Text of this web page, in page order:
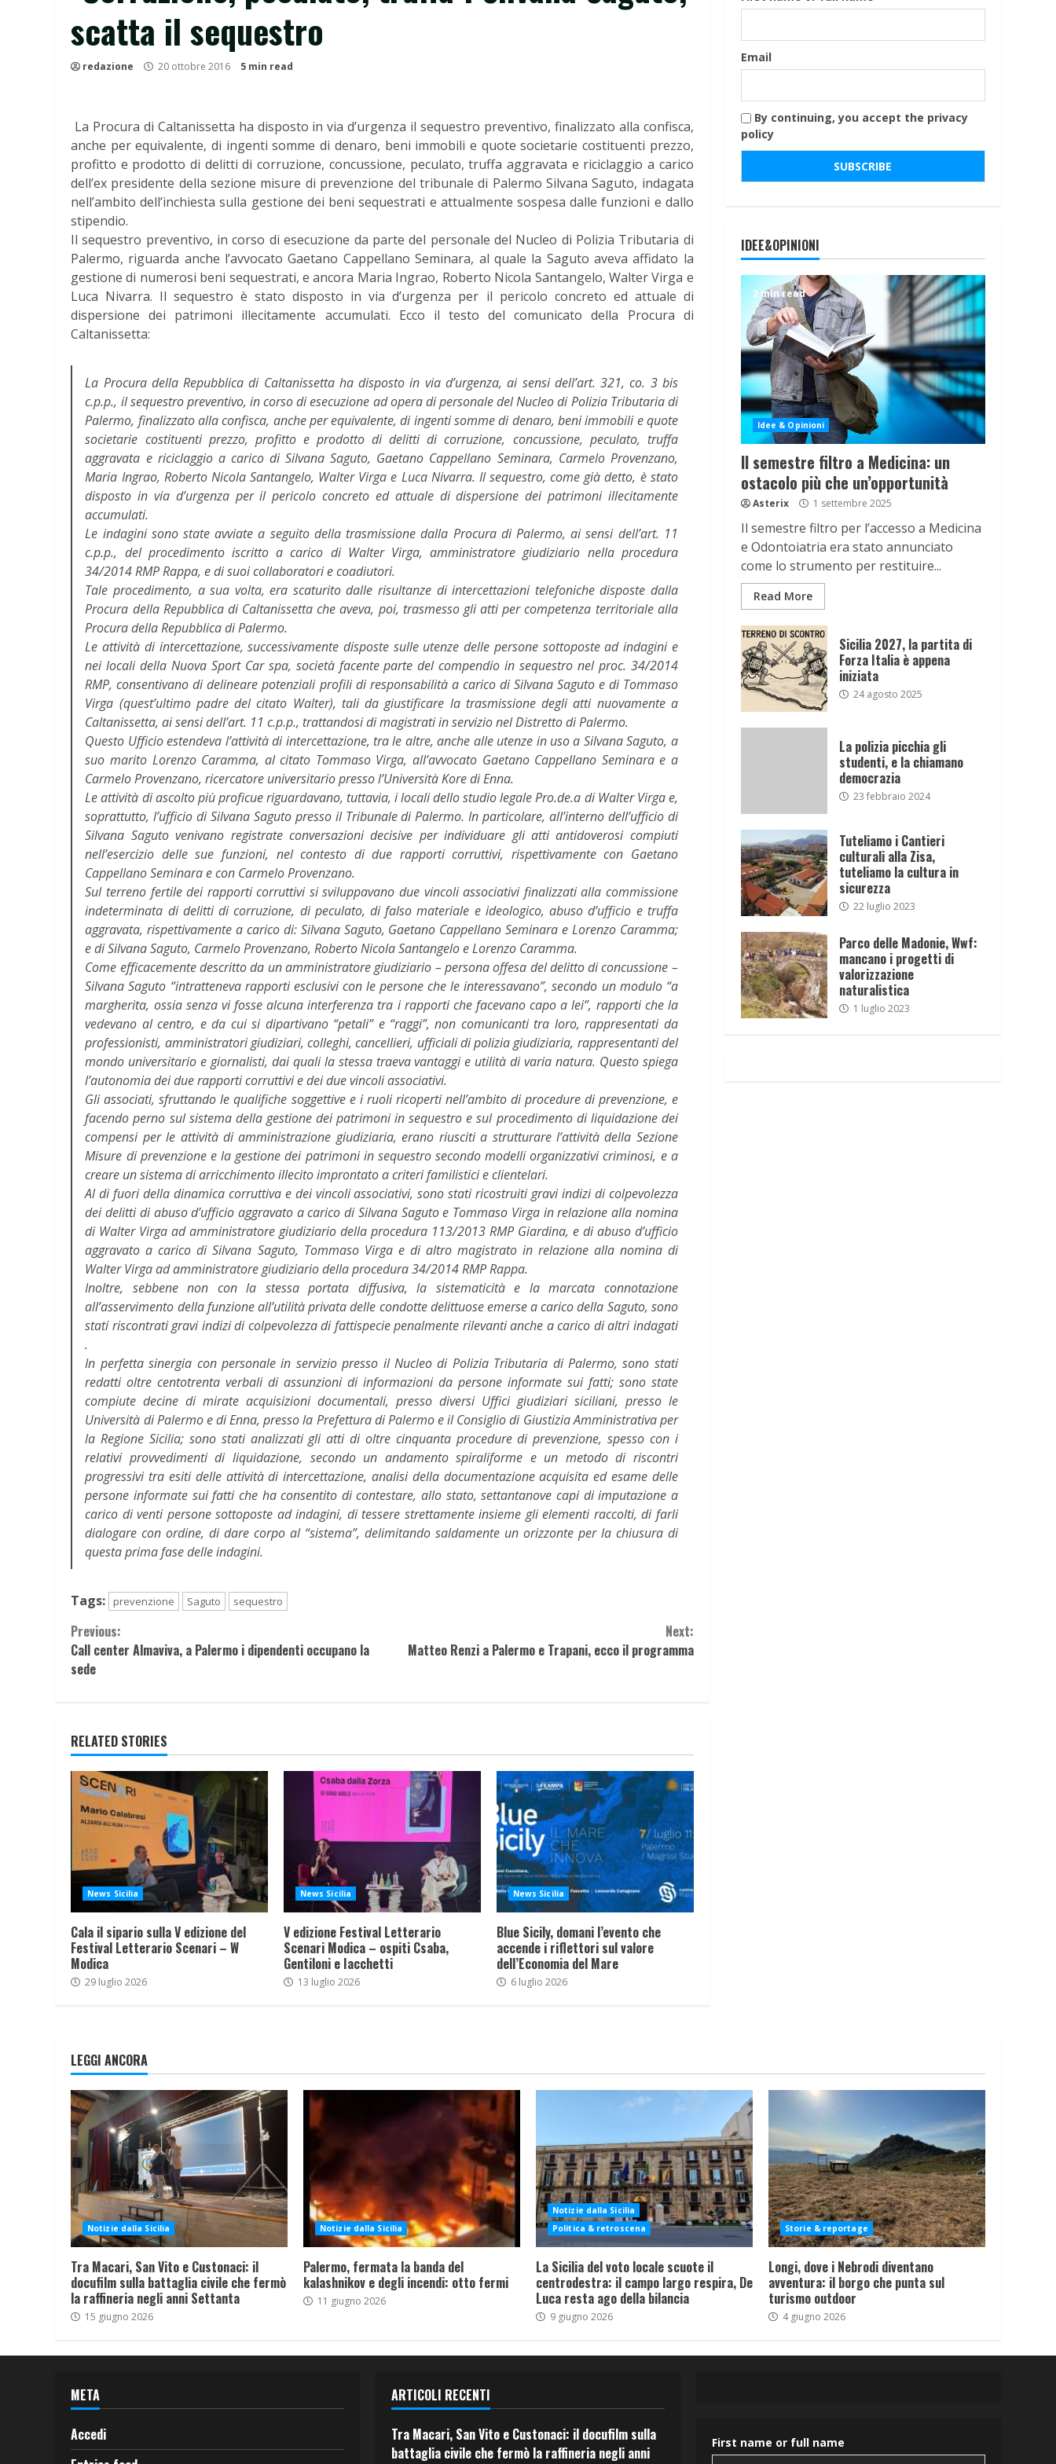
scatta il sequestro
redazione 20 ottobre 2016 5 min read
La Procura di Caltanissetta ha disposto in via d’urgenza il sequestro preventivo, finalizzato alla confisca,
anche per equivalente, di ingenti somme di denaro, beni immobili e quote societarie costituenti prezzo,
profitto e prodotto di delitti di corruzione, concussione, peculato, truffa aggravata e riciclaggio a carico
dell’ex presidente della sezione misure di prevenzione del tribunale di Palermo Silvana Saguto, indagata
nell’ambito dell’inchiesta sulla gestione dei beni sequestrati e attualmente sospesa dalle funzioni e dallo
stipendio.
Il sequestro preventivo, in corso di esecuzione da parte del personale del Nucleo di Polizia Tributaria di
Palermo, riguarda anche l’avvocato Gaetano Cappellano Seminara, al quale la Saguto aveva affidato la
gestione di numerosi beni sequestrati, e ancora Maria Ingrao, Roberto Nicola Santangelo, Walter Virga e
Luca Nivarra. Il sequestro è stato disposto in via d’urgenza per il pericolo concreto ed attuale di
dispersione dei patrimoni illecitamente accumulati. Ecco il testo del comunicato della Procura di
Caltanissetta:
La Procura della Repubblica di Caltanissetta ha disposto in via d’urgenza, ai sensi dell’art. 321, co. 3 bis
c.p.p., il sequestro preventivo, in corso di esecuzione ad opera di personale del Nucleo di Polizia Tributaria di
Palermo, finalizzato alla confisca, anche per equivalente, di ingenti somme di denaro, beni immobili e quote
societarie costituenti prezzo, profitto e prodotto di delitti di corruzione, concussione, peculato, truffa
aggravata e riciclaggio a carico di Silvana Saguto, Gaetano Cappellano Seminara, Carmelo Provenzano,
Maria Ingrao, Roberto Nicola Santangelo, Walter Virga e Luca Nivarra. Il sequestro, come già detto, è stato
disposto in via d’urgenza per il pericolo concreto ed attuale di dispersione dei patrimoni illecitamente
accumulati.
Le indagini sono state avviate a seguito della trasmissione dalla Procura di Palermo, ai sensi dell’art. 11
c.p.p., del procedimento iscritto a carico di Walter Virga, amministratore giudiziario nella procedura
34/2014 RMP Rappa, e di suoi collaboratori e coadiutori.
Tale procedimento, a sua volta, era scaturito dalle risultanze di intercettazioni telefoniche disposte dalla
Procura della Repubblica di Caltanissetta che aveva, poi, trasmesso gli atti per competenza territoriale alla
Procura della Repubblica di Palermo.
Le attività di intercettazione, successivamente disposte sulle utenze delle persone sottoposte ad indagini e
nei locali della Nuova Sport Car spa, società facente parte del compendio in sequestro nel proc. 34/2014
RMP, consentivano di delineare potenziali profili di responsabilità a carico di Silvana Saguto e di Tommaso
Virga (quest’ultimo padre del citato Walter), tali da giustificare la trasmissione degli atti nuovamente a
Caltanissetta, ai sensi dell’art. 11 c.p.p., trattandosi di magistrati in servizio nel Distretto di Palermo.
Questo Ufficio estendeva l’attività di intercettazione, tra le altre, anche alle utenze in uso a Silvana Saguto, a
suo marito Lorenzo Caramma, al citato Tommaso Virga, all’avvocato Gaetano Cappellano Seminara e a
Carmelo Provenzano, ricercatore universitario presso l’Università Kore di Enna.
Le attività di ascolto più proficue riguardavano, tuttavia, i locali dello studio legale Pro.de.a di Walter Virga e,
soprattutto, l’ufficio di Silvana Saguto presso il Tribunale di Palermo. In particolare, all’interno dell’ufficio di
Silvana Saguto venivano registrate conversazioni decisive per individuare gli atti antidoverosi compiuti
nell’esercizio delle sue funzioni, nel contesto di due rapporti corruttivi, rispettivamente con Gaetano
Cappellano Seminara e con Carmelo Provenzano.
Sul terreno fertile dei rapporti corruttivi si sviluppavano due vincoli associativi finalizzati alla commissione
indeterminata di delitti di corruzione, di peculato, di falso materiale e ideologico, abuso d’ufficio e truffa
aggravata, rispettivamente a carico di: Silvana Saguto, Gaetano Cappellano Seminara e Lorenzo Caramma;
e di Silvana Saguto, Carmelo Provenzano, Roberto Nicola Santangelo e Lorenzo Caramma.
Come efficacemente descritto da un amministratore giudiziario – persona offesa del delitto di concussione –
Silvana Saguto “intratteneva rapporti esclusivi con le persone che le interessavano”, secondo un modulo “a
margherita, ossia senza vi fosse alcuna interferenza tra i rapporti che facevano capo a lei”, rapporti che la
vedevano al centro, e da cui si dipartivano “petali” e “raggi”, non comunicanti tra loro, rappresentati da
professionisti, amministratori giudiziari, colleghi, cancellieri, ufficiali di polizia giudiziaria, rappresentanti del
mondo universitario e giornalisti, dai quali la stessa traeva vantaggi e utilità di varia natura. Questo spiega
l’autonomia dei due rapporti corruttivi e dei due vincoli associativi.
Gli associati, sfruttando le qualifiche soggettive e i ruoli ricoperti nell’ambito di procedure di prevenzione, e
facendo perno sul sistema della gestione dei patrimoni in sequestro e sul procedimento di liquidazione dei
compensi per le attività di amministrazione giudiziaria, erano riusciti a strutturare l’attività della Sezione
Misure di prevenzione e la gestione dei patrimoni in sequestro secondo modelli organizzativi criminosi, e a
creare un sistema di arricchimento illecito improntato a criteri familistici e clientelari.
Al di fuori della dinamica corruttiva e dei vincoli associativi, sono stati ricostruiti gravi indizi di colpevolezza
dei delitti di abuso d’ufficio aggravato a carico di Silvana Saguto e Tommaso Virga in relazione alla nomina
di Walter Virga ad amministratore giudiziario della procedura 113/2013 RMP Giardina, e di abuso d’ufficio
aggravato a carico di Silvana Saguto, Tommaso Virga e di altro magistrato in relazione alla nomina di
Walter Virga ad amministratore giudiziario della procedura 34/2014 RMP Rappa.
Inoltre, sebbene non con la stessa portata diffusiva, la sistematicità e la marcata connotazione
all’asservimento della funzione all’utilità privata delle condotte delittuose emerse a carico della Saguto, sono
stati riscontrati gravi indizi di colpevolezza di fattispecie penalmente rilevanti anche a carico di altri indagati
.
In perfetta sinergia con personale in servizio presso il Nucleo di Polizia Tributaria di Palermo, sono stati
redatti oltre centotrenta verbali di assunzioni di informazioni da persone informate sui fatti; sono state
compiute decine di mirate acquisizioni documentali, presso diversi Uffici giudiziari siciliani, presso le
Università di Palermo e di Enna, presso la Prefettura di Palermo e il Consiglio di Giustizia Amministrativa per
la Regione Sicilia; sono stati analizzati gli atti di oltre cinquanta procedure di prevenzione, spesso con i
relativi provvedimenti di liquidazione, secondo un andamento spiraliforme e un metodo di riscontri
progressivi tra esiti delle attività di intercettazione, analisi della documentazione acquisita ed esame delle
persone informate sui fatti che ha consentito di contestare, allo stato, settantanove capi di imputazione a
carico di venti persone sottoposte ad indagini, di tessere strettamente insieme gli elementi raccolti, di farli
dialogare con ordine, di dare corpo al “sistema”, delimitando saldamente un orizzonte per la chiusura di
questa prima fase delle indagini.
Tags: prevenzione Saguto sequestro
Continue
Reading
Previous:
Call center Almaviva, a Palermo i dipendenti occupano la
sede
Next:
Matteo Renzi a Palermo e Trapani, ecco il programma
RELATED STORIES
News Sicilia
Cala il sipario sulla V edizione del
Festival Letterario Scenari – W
Modica
29 luglio 2026
News Sicilia
V edizione Festival Letterario
Scenari Modica – ospiti Csaba,
Gentiloni e Iacchetti
13 luglio 2026
News Sicilia
Blue Sicily, domani l’evento che
accende i riflettori sul valore
dell’Economia del Mare
6 luglio 2026
Email
By continuing, you accept the privacy
policy
IDEE&OPINIONI
2 min read
Idee & Opinioni
Il semestre filtro a Medicina: un
ostacolo più che un’opportunità
Asterix 1 settembre 2025
Il semestre filtro per l’accesso a Medicina
e Odontoiatria era stato annunciato
come lo strumento per restituire...
Read More
Sicilia 2027, la partita di
Forza Italia è appena
iniziata
24 agosto 2025
La polizia picchia gli
studenti, e la chiamano
democrazia
23 febbraio 2024
Tuteliamo i Cantieri
culturali alla Zisa,
tuteliamo la cultura in
sicurezza
22 luglio 2023
Parco delle Madonie, Wwf:
mancano i progetti di
valorizzazione
naturalistica
1 luglio 2023
LEGGI ANCORA
Notizie dalla Sicilia
Tra Macari, San Vito e Custonaci: il
docufilm sulla battaglia civile che fermò
la raffineria negli anni Settanta
15 giugno 2026
Notizie dalla Sicilia
Palermo, fermata la banda del
kalashnikov e degli incendi: otto fermi
11 giugno 2026
Notizie dalla Sicilia
Politica & retroscena
La Sicilia del voto locale scuote il
centrodestra: il campo largo respira, De
Luca resta ago della bilancia
9 giugno 2026
Storie & reportage
Longi, dove i Nebrodi diventano
avventura: il borgo che punta sul
turismo outdoor
4 giugno 2026
META
Accedi
ARTICOLI RECENTI
Tra Macari, San Vito e Custonaci: il docufilm sulla
battaglia civile che fermò la raffineria negli anni
First name or full name